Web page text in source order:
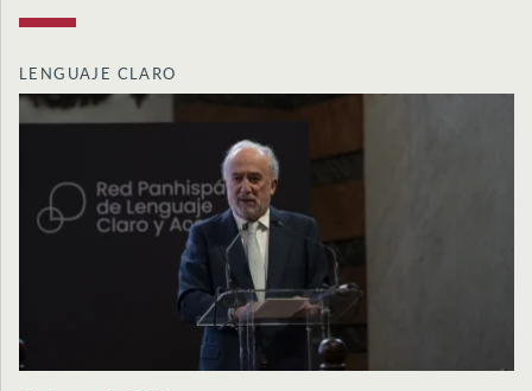
LENGUAJE CLARO